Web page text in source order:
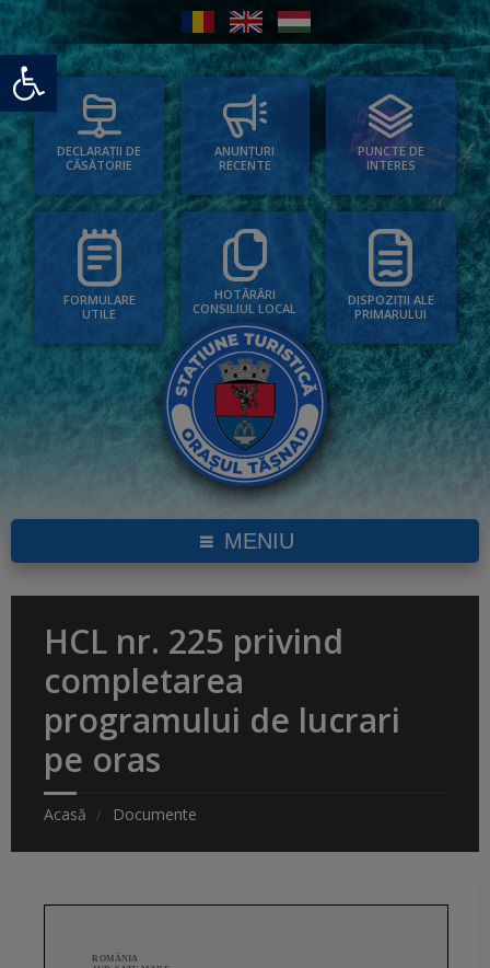
Deschide bara de unelte
DECLARAȚII DE
CĂSĂTORIE
ANUNȚURI
RECENTE
PUNCTE DE
INTERES
FORMULARE
UTILE
HOTĂRÂRI
CONSILIUL LOCAL
DISPOZIȚII ALE
PRIMARULUI
MENIU
HCL nr. 225 privind
completarea
programului de lucrari
pe oras
Acasă Documente